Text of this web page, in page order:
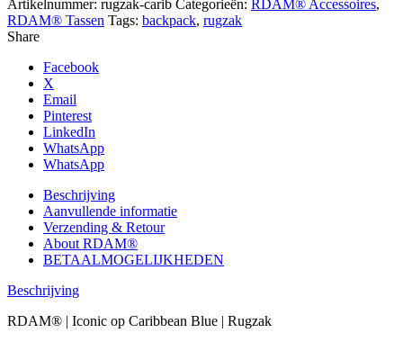
Artikelnummer: rugzak-carib Categorieën: RDAM® Accessoires,
RDAM® Tassen Tags: backpack, rugzak
Share
Facebook
X
Email
Pinterest
LinkedIn
WhatsApp
WhatsApp
Beschrijving
Aanvullende informatie
Verzending & Retour
About RDAM®
BETAALMOGELIJKHEDEN
Beschrijving
RDAM® | Iconic op Caribbean Blue | Rugzak